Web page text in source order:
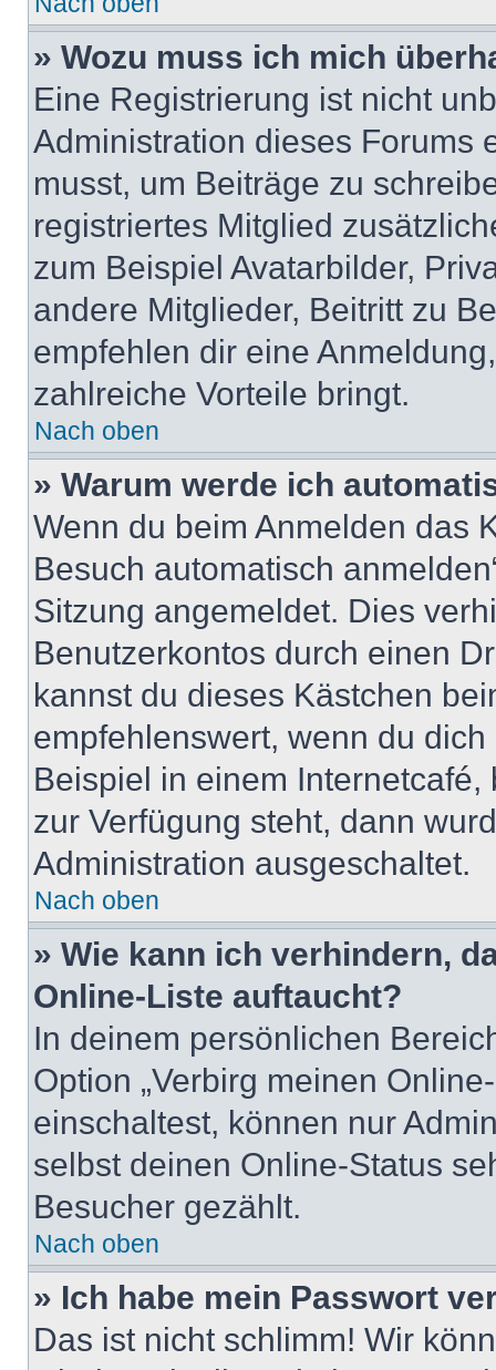
» Wozu muss ich mich
Eine Registrierung ist nicht
Administration dieses Forums
musst, um Beiträge zu
registriertes Mitglied
zum Beispiel Avatarbilder,
andere Mitglieder, Beitritt zu
empfehlen dir eine
zahlreiche Vorteile bringt.
Nach oben
» Warum werde ich
Wenn du beim Anmelden das
Besuch automatisch
Sitzung angemeldet. Dies
Benutzerkontos durch einen
kannst du dieses Kästchen
empfehlenswert, wenn du
Beispiel in einem
zur Verfügung steht, dann
Administration ausgeschaltet.
Nach oben
» Wie kann ich verhindern,
Online-Liste auftaucht?
In deinem persönlichen
Option „Verbirg meinen
einschaltest, können nur
selbst deinen Online-Status
Besucher gezählt.
Nach oben
» Ich habe mein Passwort
Das ist nicht schlimm! Wir